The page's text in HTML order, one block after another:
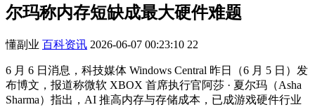
尔玛称内存短缺成最大硬件难题
懂副业 百科资讯 2026-06-07 00:23:10 22
6 月 6 日消息，科技媒体 Windows Central 昨日（6 月 5 日）发
布博文，报道称微软 XBOX 首席执行官阿莎 · 夏尔玛（Asha
Sharma）指出，AI 推高内存与存储成本，已成游戏硬件行业